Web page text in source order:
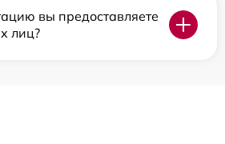
вы предоставляете
лиц?